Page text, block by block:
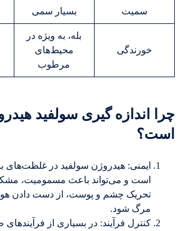
سمیت بسیار سمی
خورندگی
بله، به ویژه در
محیط‌های
مرطوب
چرا اندازه گیری سولفید
است؟
ایمنی: هیدروژن سولفید در غلظت‌های
است و می‌تواند باعث مسمومیت،
تحریک چشم و پوست، از دست دادن
مرگ شود.
کنترل فرآیند: در بسیاری از فرآیندهای